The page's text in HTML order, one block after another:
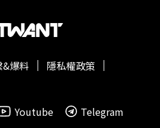
&爆料
隱私權政策
Youtube Telegram